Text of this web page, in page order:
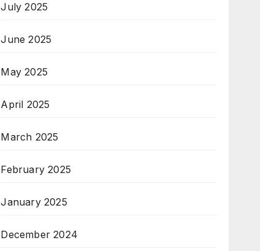
July 2025
June 2025
May 2025
April 2025
March 2025
February 2025
January 2025
December 2024